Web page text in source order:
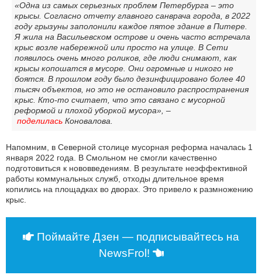
«Одна из самых серьезных проблем Петербурга – это
крысы. Согласно отчету главного санврача города, в 2022
году грызуны заполонили каждое пятое здание в Питере.
Я жила на Васильевском острове и очень часто встречала
крыс возле набережной или просто на улице. В Сети
появилось очень много роликов, где люди снимают, как
крысы копошатся в мусоре. Они огромные и никого не
боятся. В прошлом году было дезинфицировано более 40
тысяч объектов, но это не остановило распространения
крыс. Кто-то считает, что это связано с мусорной
реформой и плохой уборкой мусора», –
поделилась Коновалова.
Напомним, в Северной столице мусорная реформа началась 1
января 2022 года. В Смольном не смогли качественно
подготовиться к нововведениям. В результате неэффективной
работы коммунальных служб, отходы длительное время
копились на площадках во дворах. Это привело к размножению
крыс.
Поймайте Дзен — подписывайтесь на
NewsFrol!